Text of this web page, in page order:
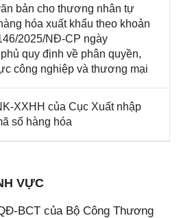
bản cho thương nhân tự
hóa xuất khẩu theo khoản
2025/NĐ-CP ngày
quy định về phân quyền,
công nghiệp và thương mại
XXHH của Cục Xuất nhập
số hàng hóa
VỰC
BCT của Bộ Công Thương